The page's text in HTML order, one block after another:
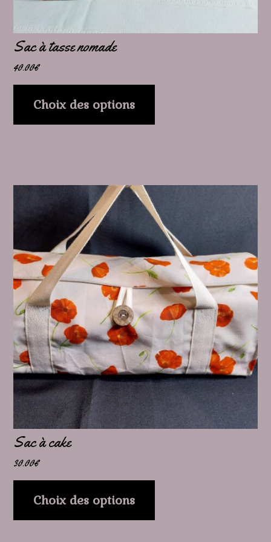
Sac à tasse nomade
40.00€
Choix des options
page
du
produit
Sac à cake
30.00€
Choix des options
produit
plusieurs
variations.
Les
options
peuvent
être
choisies
sur
page
du
produit